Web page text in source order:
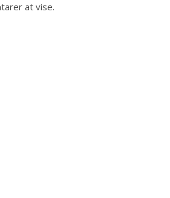
at vise.